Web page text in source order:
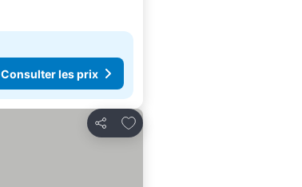
Consulter les prix
Partager
Ajouter à mes favoris